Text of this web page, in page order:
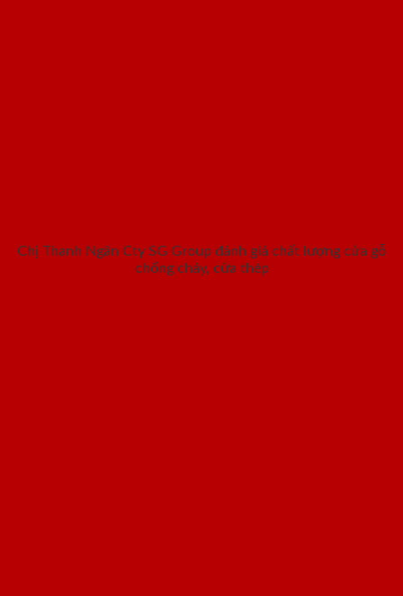
Chị Thanh Ngân Cty SG Group đánh giá chất lượng cửa gỗ
chống cháy, cửa thép